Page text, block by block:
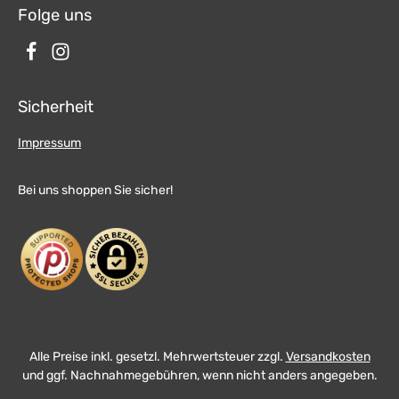
Folge uns
Sicherheit
Impressum
Bei uns shoppen Sie sicher!
Alle Preise inkl. gesetzl. Mehrwertsteuer zzgl. Versandkosten
und ggf. Nachnahmegebühren, wenn nicht anders angegeben.